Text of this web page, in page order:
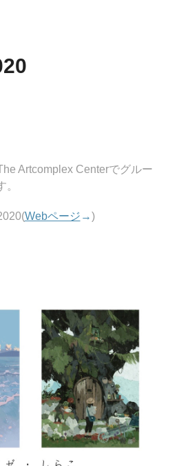
Artcomplex Centerでグルー
Webページ →)